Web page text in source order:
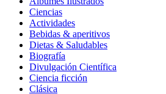
Ciencias
Actividades
Bebidas & aperitivos
Dietas & Saludables
Biografía
Divulgación Científica
Ciencia ficción
Clásica